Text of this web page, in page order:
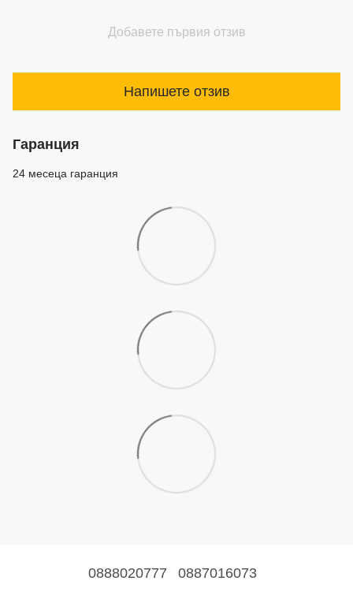
Добавете първия отзив
Напишете отзив
Гаранция
24 месеца гаранция
0888020777 0887016073